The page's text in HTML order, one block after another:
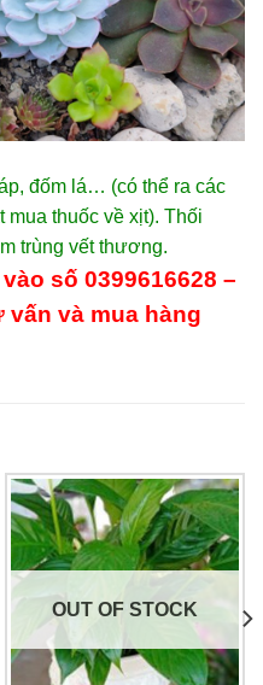
đốm lá… (có thể ra các
thuốc về xịt). Thối
trùng vết thương.
số 0399616628 –
và mua hàng
OUT OF STOCK